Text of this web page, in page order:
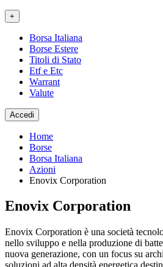
+
Borsa Italiana
Borse Estere
Titoli di Stato
Etf e Etc
Warrant
Valute
Accedi
Home
Borse
Borsa Italiana
Azioni
Enovix Corporation
Enovix Corporation
Enovix Corporation è una società
nello sviluppo e nella produzione di
nuova generazione, con un focus su